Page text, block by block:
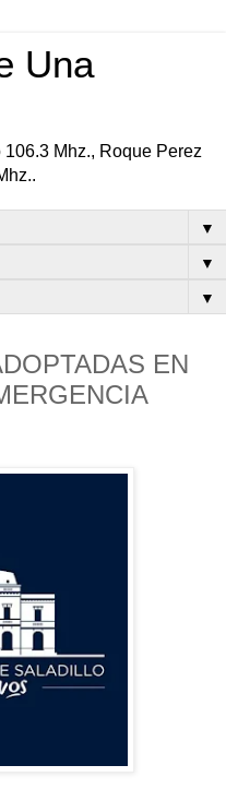
Una
Mhz., Roque Perez
▼
▼
▼
EN